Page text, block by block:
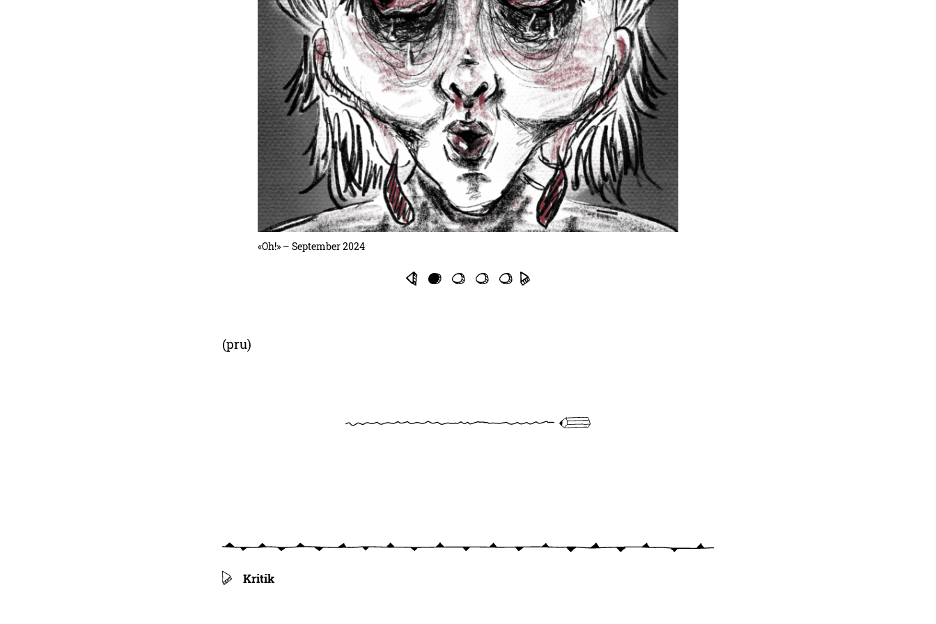
«Oh!» – September 2024
(pru)
Kritik